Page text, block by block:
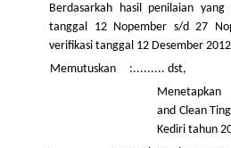
Berdasarkah hasil penilaian
tanggal 12 Nopember s/d 27
verifikasi tanggal 12 Desember 2012
Memutuskan :......... dst,
Menetapkan
and Clean
Kediri tahun